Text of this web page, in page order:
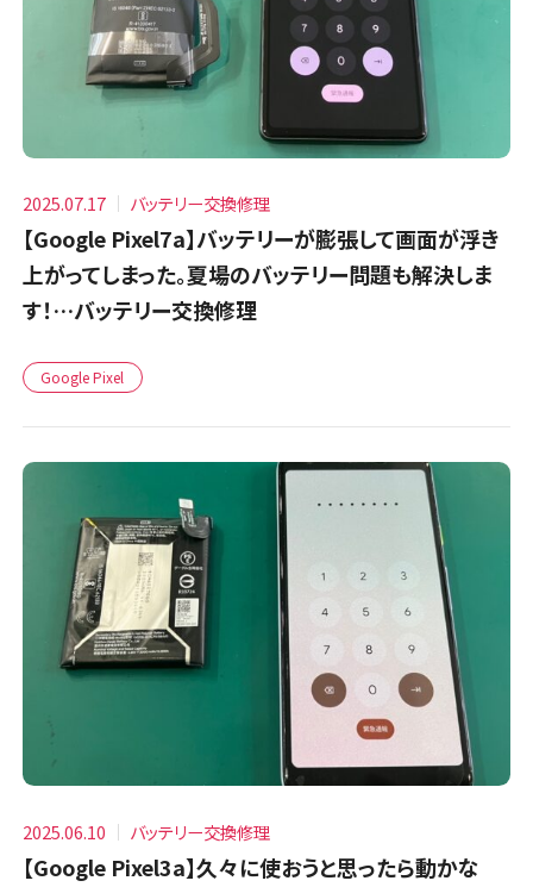
2025.07.17 バッテリー交換修理
【Google Pixel7a】バッテリーが膨張して画面が浮き
上がってしまった。夏場のバッテリー問題も解決しま
す！…バッテリー交換修理
Google Pixel
2025.06.10 バッテリー交換修理
【Google Pixel3a】久々に使おうと思ったら動かな